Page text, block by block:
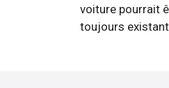
voiture pourrait
toujours